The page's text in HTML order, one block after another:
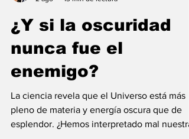
2 ago
13 min de lectura
¿Y si la oscuridad
nunca fue el
enemigo?
La ciencia revela que el Universo está más
pleno de materia y energía oscura que de